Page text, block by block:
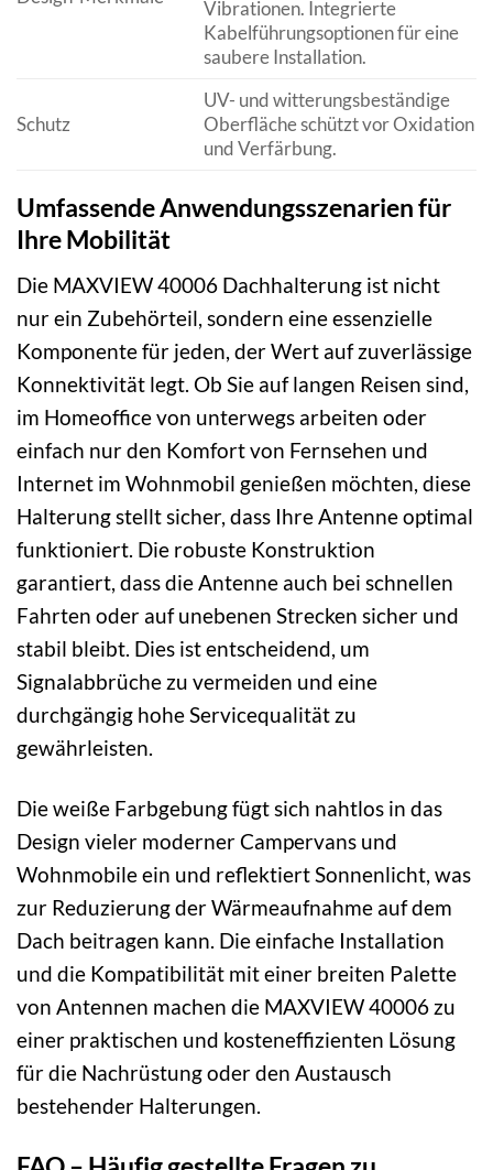
Vibrationen. Integrierte
Kabelführungsoptionen für eine
saubere Installation.
Schutz
UV- und witterungsbeständige
Oberfläche schützt vor Oxidation
und Verfärbung.
Umfassende Anwendungsszenarien für
Ihre Mobilität
Die MAXVIEW 40006 Dachhalterung ist nicht
nur ein Zubehörteil, sondern eine essenzielle
Komponente für jeden, der Wert auf zuverlässige
Konnektivität legt. Ob Sie auf langen Reisen sind,
im Homeoffice von unterwegs arbeiten oder
einfach nur den Komfort von Fernsehen und
Internet im Wohnmobil genießen möchten, diese
Halterung stellt sicher, dass Ihre Antenne optimal
funktioniert. Die robuste Konstruktion
garantiert, dass die Antenne auch bei schnellen
Fahrten oder auf unebenen Strecken sicher und
stabil bleibt. Dies ist entscheidend, um
Signalabbrüche zu vermeiden und eine
durchgängig hohe Servicequalität zu
gewährleisten.
Die weiße Farbgebung fügt sich nahtlos in das
Design vieler moderner Campervans und
Wohnmobile ein und reflektiert Sonnenlicht, was
zur Reduzierung der Wärmeaufnahme auf dem
Dach beitragen kann. Die einfache Installation
und die Kompatibilität mit einer breiten Palette
von Antennen machen die MAXVIEW 40006 zu
einer praktischen und kosteneffizienten Lösung
für die Nachrüstung oder den Austausch
bestehender Halterungen.